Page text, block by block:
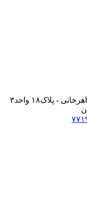
میدان رسالت - خیابان هنگام - طاهرخانی - پلاک۱۸ واحد۳